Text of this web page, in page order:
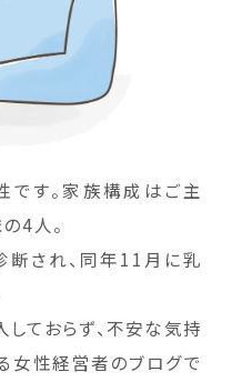
です。家族構成はご主
4人。
され、同年11月に乳
ておらず、不安な気持
女性経営者のブログで